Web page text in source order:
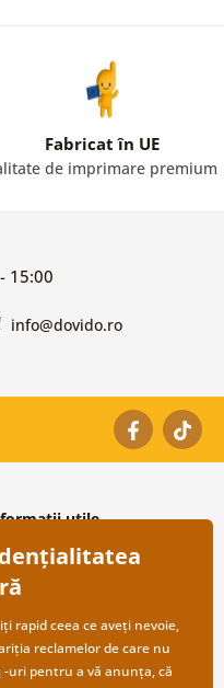
Fabricat în UE
de imprimare premium
15:00
info@dovido.ro
utile
noi
frecvente
angro
rapid ceea ce aveți nevoie,
reclamelor de care nu
-uri pentru a vă anunța, că